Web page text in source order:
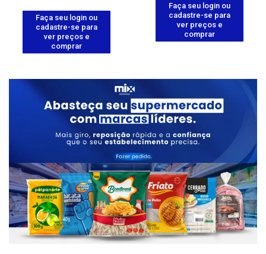
Faça seu login ou
cadastre-se para
ver preços e
comprar
Faça seu login ou
cadastre-se para
ver preços e
comprar